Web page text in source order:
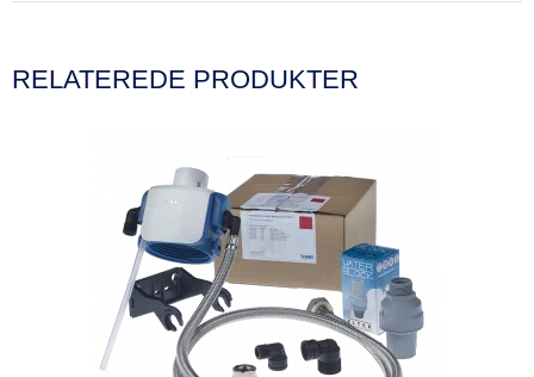
RELATEREDE PRODUKTER